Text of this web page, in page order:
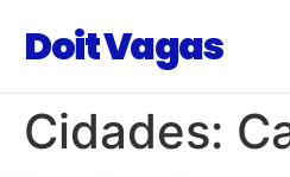
Doit Vagas
Cidades: